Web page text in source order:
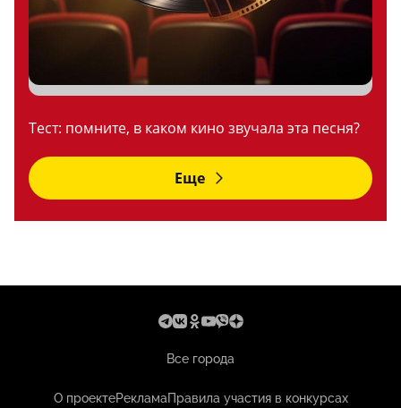
Тест: помните, в каком кино звучала эта песня?
Еще
Все города
О проектеРекламаПравила участия в конкурсах